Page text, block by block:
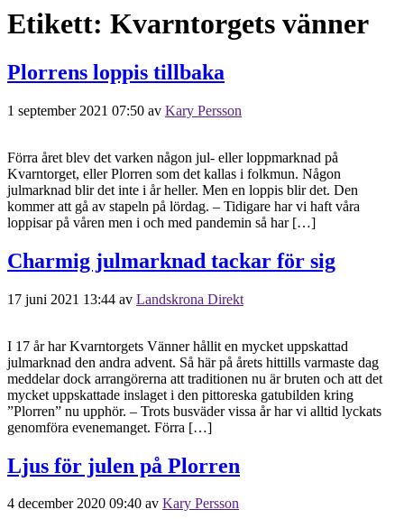
Etikett: Kvarntorgets vänner
Plorrens loppis tillbaka
1 september 2021 07:50 av Kary Persson
Förra året blev det varken någon jul- eller loppmarknad på
Kvarntorget, eller Plorren som det kallas i folkmun. Någon
julmarknad blir det inte i år heller. Men en loppis blir det. Den
kommer att gå av stapeln på lördag. – Tidigare har vi haft våra
loppisar på våren men i och med pandemin så har […]
Charmig julmarknad tackar för sig
17 juni 2021 13:44 av Landskrona Direkt
I 17 år har Kvarntorgets Vänner hållit en mycket uppskattad
julmarknad den andra advent. Så här på årets hittills varmaste dag
meddelar dock arrangörerna att traditionen nu är bruten och att det
mycket uppskattade inslaget i den pittoreska gatubilden kring
”Plorren” nu upphör. – Trots busväder vissa år har vi alltid lyckats
genomföra evenemanget. Förra […]
Ljus för julen på Plorren
4 december 2020 09:40 av Kary Persson